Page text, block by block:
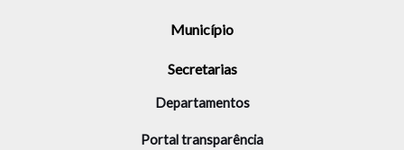
Município
Secretarias
Departamentos
Portal transparência